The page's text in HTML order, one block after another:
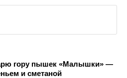
гору пышек «Малышки» —
и сметаной